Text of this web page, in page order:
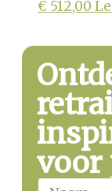
€ 512,00
voor